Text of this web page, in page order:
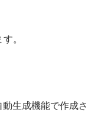
。
生成機能で作成さ